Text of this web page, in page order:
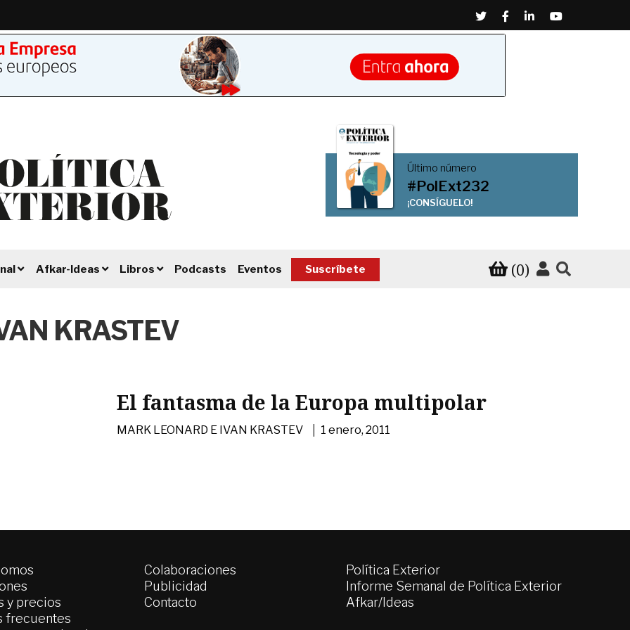
TwitterFacebook
LinkedinYoutube
Último número
#PolExt232
¡CONSÍGUELO!
Afkar-Ideas Libros Podcasts Eventos Suscríbete (0)
KRASTEV
El fantasma de la Europa multipolar
MARK LEONARD E IVAN KRASTEV | 1 enero, 2011
y precios
frecuentes
Colaboraciones
Publicidad
Contacto
Política Exterior
Informe Semanal de Política Exterior
Afkar/Ideas